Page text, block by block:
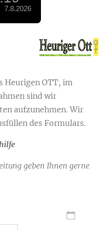
Heurigen OTT, im
sind wir
aufzunehmen. Wir
des Formulars.
geben Ihnen gerne